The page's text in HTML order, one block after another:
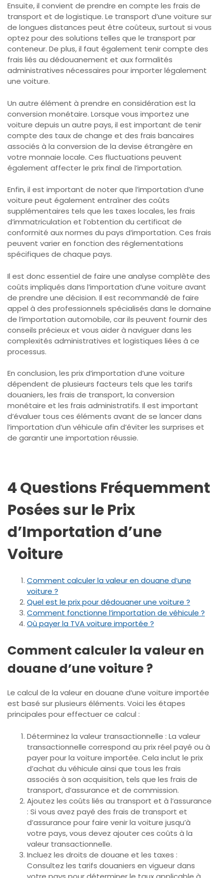
Ensuite, il convient de prendre en compte les frais de
transport et de logistique. Le transport d’une voiture sur
de longues distances peut être coûteux, surtout si vous
optez pour des solutions telles que le transport par
conteneur. De plus, il faut également tenir compte des
frais liés au dédouanement et aux formalités
administratives nécessaires pour importer légalement
une voiture.
Un autre élément à prendre en considération est la
conversion monétaire. Lorsque vous importez une
voiture depuis un autre pays, il est important de tenir
compte des taux de change et des frais bancaires
associés à la conversion de la devise étrangère en
votre monnaie locale. Ces fluctuations peuvent
également affecter le prix final de l’importation.
Enfin, il est important de noter que l’importation d’une
voiture peut également entraîner des coûts
supplémentaires tels que les taxes locales, les frais
d’immatriculation et l’obtention du certificat de
conformité aux normes du pays d’importation. Ces frais
peuvent varier en fonction des réglementations
spécifiques de chaque pays.
Il est donc essentiel de faire une analyse complète des
coûts impliqués dans l’importation d’une voiture avant
de prendre une décision. Il est recommandé de faire
appel à des professionnels spécialisés dans le domaine
de l’importation automobile, car ils peuvent fournir des
conseils précieux et vous aider à naviguer dans les
complexités administratives et logistiques liées à ce
processus.
En conclusion, les prix d’importation d’une voiture
dépendent de plusieurs facteurs tels que les tarifs
douaniers, les frais de transport, la conversion
monétaire et les frais administratifs. Il est important
d’évaluer tous ces éléments avant de se lancer dans
l’importation d’un véhicule afin d’éviter les surprises et
de garantir une importation réussie.
4 Questions Fréquemment
Posées sur le Prix
d’Importation d’une
Voiture
Comment calculer la valeur en douane d’une
voiture ?
Quel est le prix pour dédouaner une voiture ?
Comment fonctionne l’importation de véhicule ?
Où payer la TVA voiture importée ?
Comment calculer la valeur en
douane d’une voiture ?
Le calcul de la valeur en douane d’une voiture importée
est basé sur plusieurs éléments. Voici les étapes
principales pour effectuer ce calcul :
Déterminez la valeur transactionnelle : La valeur
transactionnelle correspond au prix réel payé ou à
payer pour la voiture importée. Cela inclut le prix
d’achat du véhicule ainsi que tous les frais
associés à son acquisition, tels que les frais de
transport, d’assurance et de commission.
Ajoutez les coûts liés au transport et à l’assurance
: Si vous avez payé des frais de transport et
d’assurance pour faire venir la voiture jusqu’à
votre pays, vous devez ajouter ces coûts à la
valeur transactionnelle.
Incluez les droits de douane et les taxes :
Consultez les tarifs douaniers en vigueur dans